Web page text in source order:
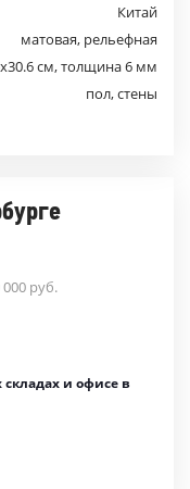
Китай
матовая, рельефная
см, толщина 6 мм
пол, стены
000 руб.
и офисе в